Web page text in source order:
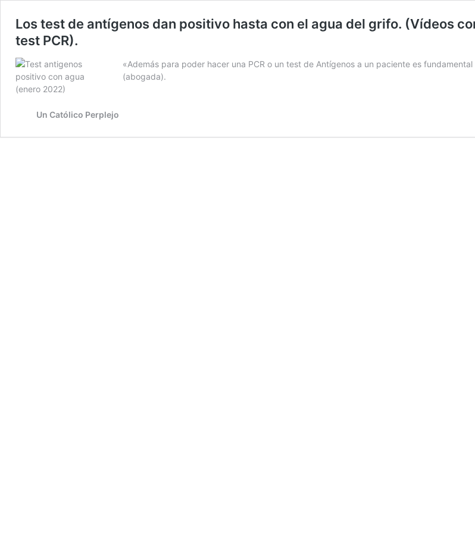
Los test de antígenos dan positivo hasta con el agua del grifo. (Vídeos
test PCR).
«Además para poder hacer una PCR o un test de Antígenos a un paciente es
(abogada).
Un Católico Perplejo